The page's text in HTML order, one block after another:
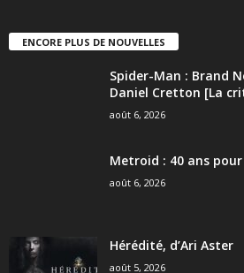
ENCORE PLUS DE NOUVELLES
Spider-Man : Brand
Daniel Cretton [La
août 6, 2026
Metroid : 40 ans pour
août 6, 2026
Hérédité, d’Ari Aster
août 5, 2026